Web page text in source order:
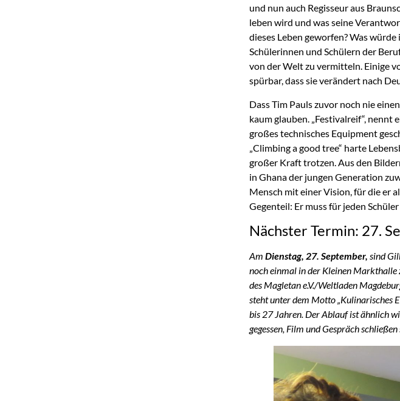
und nun auch Regisseur aus
leben wird und was seine
dieses Leben geworfen? Was
Schülerinnen und Schülern der
von der Welt zu vermitteln. Einige
spürbar, dass sie verändert nach
Dass Tim Pauls zuvor noch nie
kaum glauben. „Festivalreif“, nennt
großes technisches Equipment
„Climbing a good tree“ harte
großer Kraft trotzen. Aus den
in Ghana der jungen Generation
Mensch mit einer Vision, für die er
Gegenteil: Er muss für jeden Schüler
Nächster Termin: 27.
Am Dienstag, 27. September, sind
noch einmal in der Kleinen Markthalle
des Magletan e.V./Weltladen
steht unter dem Motto „Kulinarisches
bis 27 Jahren. Der Ablauf ist ähnlich
gegessen, Film und Gespräch schließen